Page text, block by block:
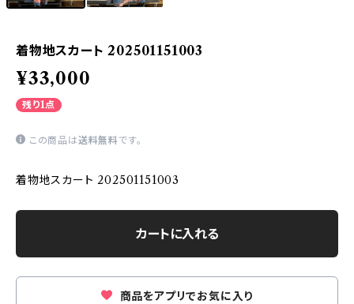
着物地スカート 202501151003
¥33,000
残り1点
この商品は送料無料です。
着物地スカート 202501151003
カートに入れる
商品をアプリでお気に入り